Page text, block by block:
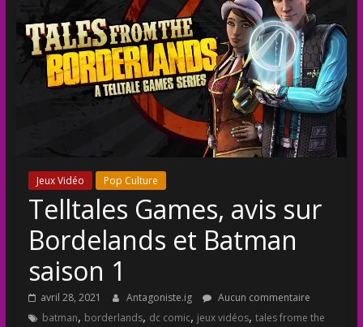
Jeux Vidéo Pop Culture
Telltales Games, avis sur
Bordelands et Batman
saison 1
avril 28, 2021 Antagoniste.ig
Aucun commentaire
batman, borderlands, dc comic, jeux vidéos, tales frome the